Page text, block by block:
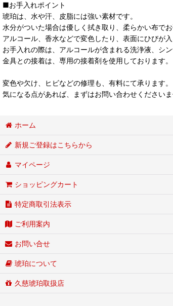
■お手入れポイント
琥珀は、水や汗、皮脂には強い素材です。
水分がついた場合は優しく拭き取り、柔らかい布でお
アルコール、香水などで変色したり、表面にひびが入
お手入れの際は、アルコールが含まれる洗浄液、シ
金具との接着は、専用の接着剤を使用しております。
変色や欠け、ヒビなどの修理も、有料にて承ります。
気になる点があれば、まずはお問い合わせくださいま
ホーム
新規ご登録はこちらから
マイページ
ショッピングカート
特定商取引法表示
ご利用案内
お問い合せ
琥珀について
久慈琥珀取扱店